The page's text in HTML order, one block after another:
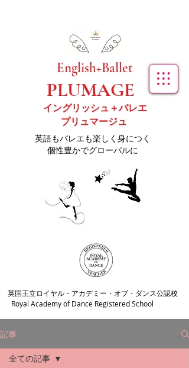
イングリッシュ＋バレエ
​English+Ballet
PLUMAGE
プリュマージュ
​英語もバレエも楽しく身につく
個性豊かでグローバルに
​英国王立ロイヤル・アカデミー・オブ・ダンス公認校
Royal Academy of Dance Registered School
記事
全ての記事